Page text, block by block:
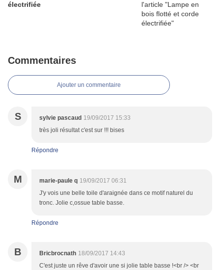
électrifiée
Commentaires
Ajouter un commentaire
S sylvie pascaud 19/09/2017 15:33
très joli résultat c'est sur !!! bises
Répondre
M marie-paule q 19/09/2017 06:31
J'y vois une belle toile d'araignée dans ce motif naturel du
tronc. Jolie c,ossue table basse.
Répondre
B Bricbrocnath 18/09/2017 14:43
C'est juste un rêve d'avoir une si jolie table basse !<br /> <br